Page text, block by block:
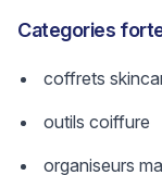
Categories
coffrets
outils coiffure
organiseurs